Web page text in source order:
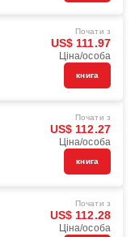
Почати з
US$ 111.97
Ціна/особа
книга
Почати з
US$ 112.27
Ціна/особа
книга
Почати з
US$ 112.28
Ціна/особа